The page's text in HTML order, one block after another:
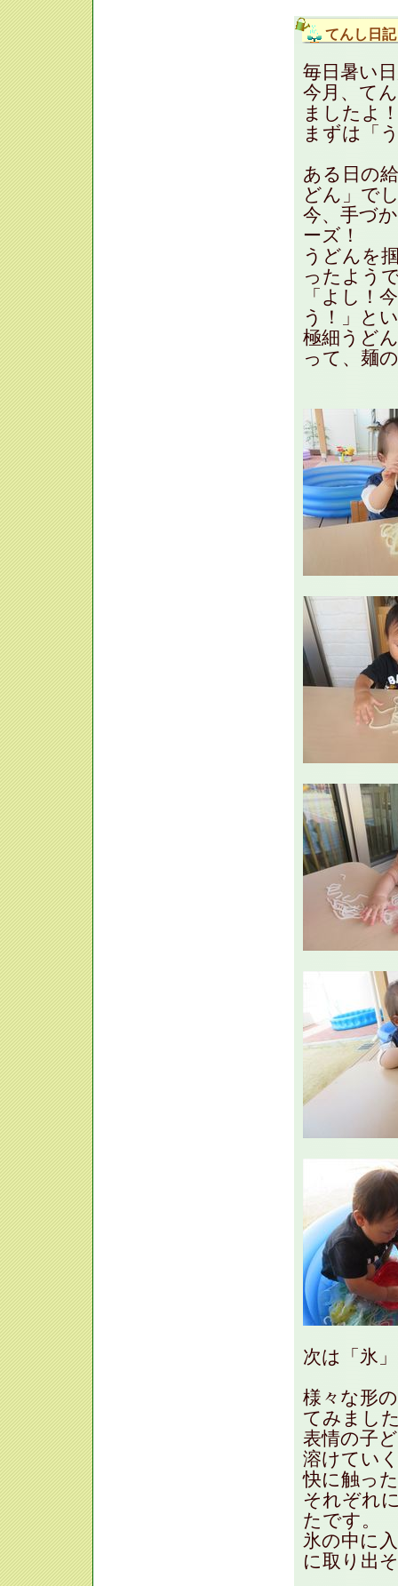
てんし日
毎日暑い
今月、て
ましたよ
まずは「
ある日の
どん」で
今、手づ
ーズ！
うどんを
ったよう
「よし！
う！」と
極細うど
って、麺
次は「氷
様々な形
てみまし
表情の子
溶けてい
快に触っ
それぞれ
たです。
氷の中に
に取り出